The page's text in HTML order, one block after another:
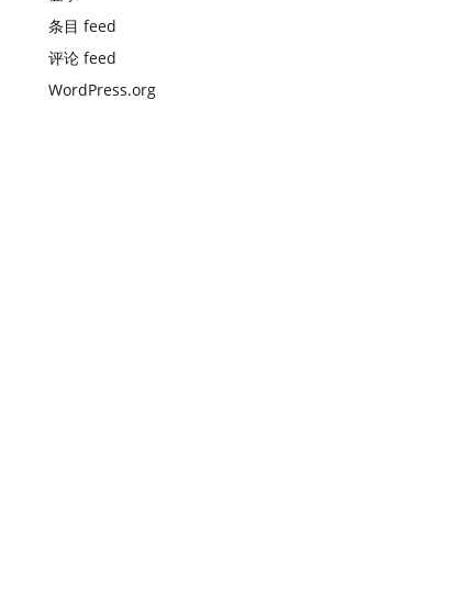
条目 feed
评论 feed
WordPress.org